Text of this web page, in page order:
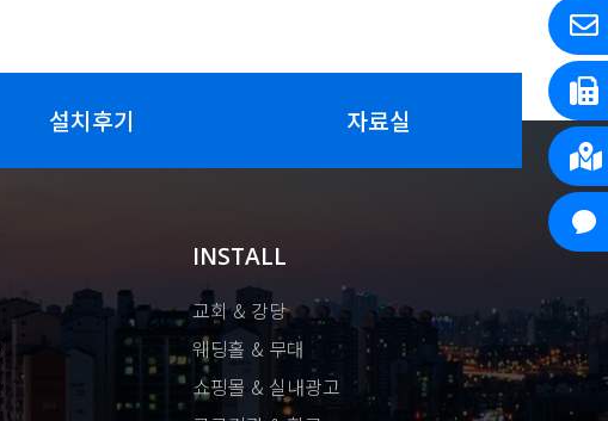
설치후기 자료실
INSTALL
교회 & 강당
웨딩홀 & 무대
쇼핑몰 & 실내광고